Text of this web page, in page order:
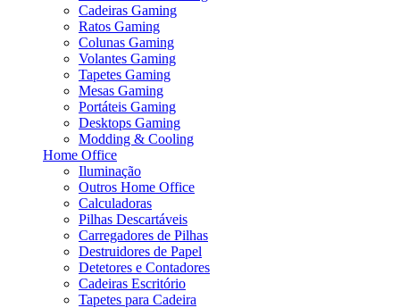
Cadeiras Gaming
Ratos Gaming
Colunas Gaming
Volantes Gaming
Tapetes Gaming
Mesas Gaming
Portáteis Gaming
Desktops Gaming
Modding & Cooling
Home Office
Iluminação
Outros Home Office
Calculadoras
Pilhas Descartáveis
Carregadores de Pilhas
Destruidores de Papel
Detetores e Contadores
Cadeiras Escritório
Tapetes para Cadeira